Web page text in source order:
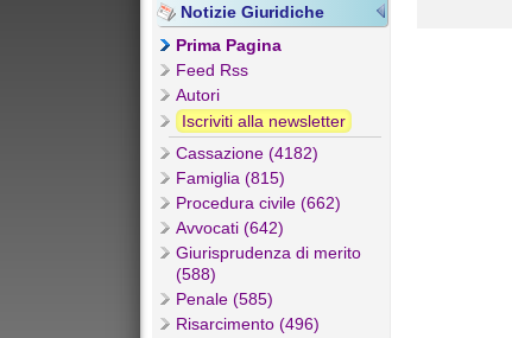
Notizie Giuridiche
Prima Pagina
Feed Rss
Autori
Iscriviti alla newsletter
Cassazione (4182)
Famiglia (815)
Procedura civile (662)
Avvocati (642)
Giurisprudenza di merito
(588)
Penale (585)
Risarcimento (496)